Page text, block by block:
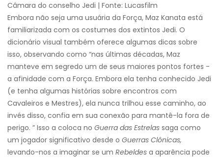
Câmara do conselho Jedi | Fonte: Lucasfilm
Embora não seja uma usuária da Força, Maz Kanata está
familiarizada com os costumes dos extintos Jedi. O
dicionário visual também oferece algumas dicas sobre
isso, observando como “nas últimas décadas, Maz
manteve em segredo um de seus maiores pontos fortes -
a afinidade com a Força. Embora ela tenha conhecido Jedi
(e tenha algumas histórias sobre encontros com
Cavaleiros e Mestres), ela nunca trilhou esse caminho, ao
invés disso, confia em sua conexão para mantê-la fora de
perigo. ” Isso a coloca no Guerra das Estrelas saga como
um jogador significativo desde o Guerras Clônicas,
levando-nos a imaginar se um Rebeldes a aparência pode